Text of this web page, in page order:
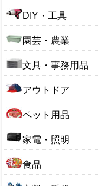
DIY・工具
園芸・農業
文具・事務用品
アウトドア
ペット用品
家電・照明
食品